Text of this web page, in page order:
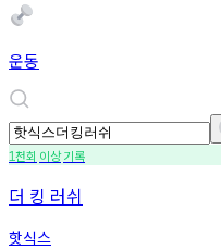
운동
1천회 이상기록
더 킹 러쉬
핫식스